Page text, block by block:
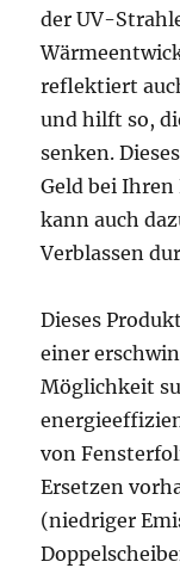
der UV-
reflektiert
und hilft so,
senken.
Geld bei
kann auch
Verblassen
Dieses
einer
Möglichkeit
von
Ersetzen
(niedriger